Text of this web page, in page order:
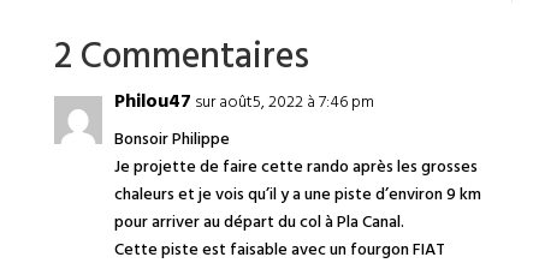
2 Commentaires
Philou47 sur août5, 2022 à 7:46 pm
Bonsoir Philippe
Je projette de faire cette rando après les grosses
chaleurs et je vois qu’il y a une piste d’environ 9 km
pour arriver au départ du col à Pla Canal.
Cette piste est faisable avec un fourgon FIAT